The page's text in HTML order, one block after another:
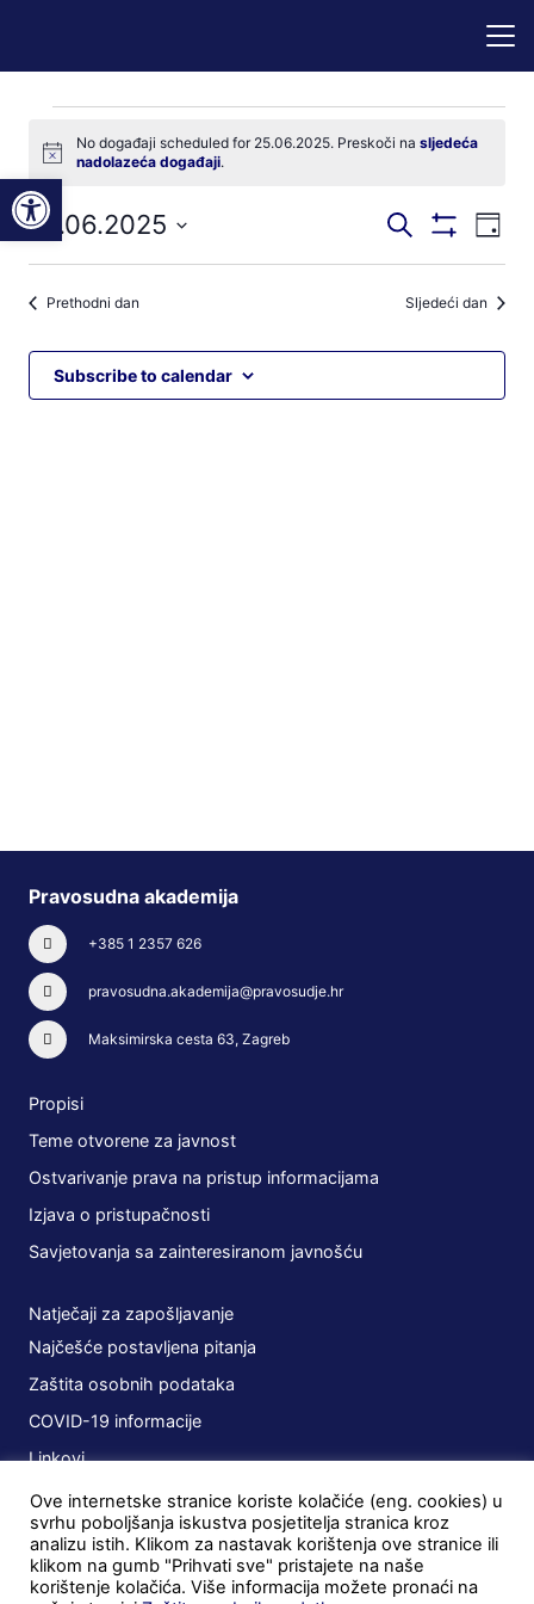
Open toolbar
Događaji
for
25.06.2025
Notice
No događaji scheduled for 25.06.2025. Preskoči nasljedeća
nadolazeća događaji.
Događaji
pretraga
Pretraži
Filtere
Dan
25.06.2025
Odaberite
datum.
Prethodni dan Sljedeći dan
Subscribe to calendar
Pravosudna akademija
+385 1 2357 626
pravosudna.akademija@pravosudje.hr
Maksimirska cesta 63, Zagreb
Propisi
Teme otvorene za javnost
Ostvarivanje prava na pristup informacijama
Izjava o pristupačnosti
Savjetovanja sa zainteresiranom javnošću
Natječaji za zapošljavanje
Najčešće postavljena pitanja
Zaštita osobnih podataka
COVID-19 informacije
Linkovi
Planovi
Javna nabava
Ugovori
Ove internetske stranice koriste kolačiće (eng. cookies) u
svrhu poboljšanja iskustva posjetitelja stranica kroz
analizu istih. Klikom za nastavak korištenja ove stranice ili
klikom na gumb "Prihvati sve" pristajete na naše
korištenje kolačića. Više informacija možete pronaći na